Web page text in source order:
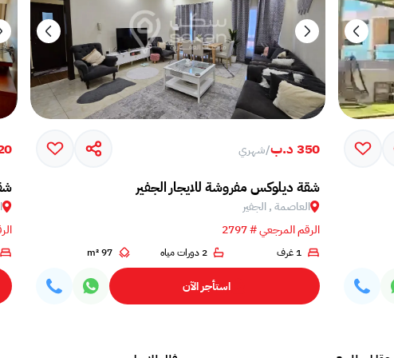
350 د.ب /شهري
شقة ديلوكس مفروشة للايجار الجفير
العاصمة , الجفير
الرقم المرجعي # 2797
1 غرف 2 دورات مياه 97 m²
استأجر الآن